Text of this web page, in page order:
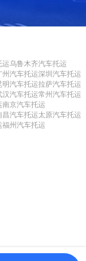
运乌鲁木齐汽车托运
州汽车托运深圳汽车托运
明汽车托运拉萨汽车托运
汉汽车托运常州汽车托运
南京汽车托运
昌汽车托运太原汽车托运
福州汽车托运